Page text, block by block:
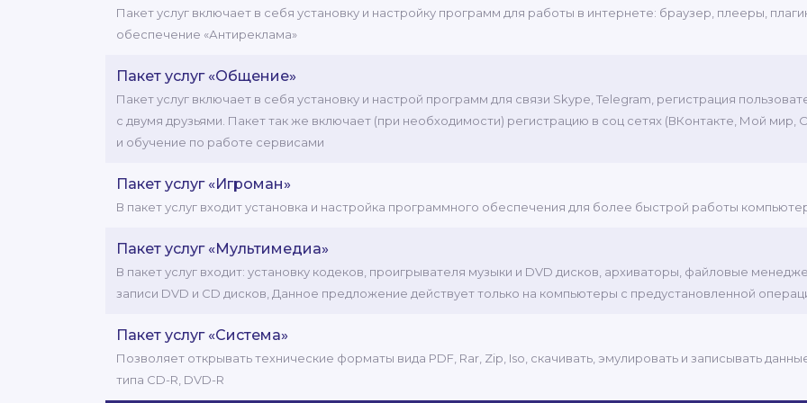
Пакет услуг включает в себя установку и настройку программ для работы в интернете: браузер, плееры,
обеспечение «Антиреклама»
Пакет услуг «Общение»
Пакет услуг включает в себя установку и настрой программ для связи Skype, Telegram, регистрация
с двумя друзьями. Пакет так же включает (при необходимости) регистрацию в соц сетях (ВКонтакте, Мой мир,
и обучение по работе сервисами
Пакет услуг «Игроман»
В пакет услуг входит установка и настройка программного обеспечения для более быстрой работы
Пакет услуг «Мультимедиа»
В пакет услуг входит: установку кодеков, проигрывателя музыки и DVD дисков, архиваторы, файловые
записи DVD и CD дисков, Данное предложение действует только на компьютеры с предустановленной
Пакет услуг «Система»
Позволяет открывать технические форматы вида PDF, Rar, Zip, Iso, скачивать, эмулировать и записывать
типа СD-R, DVD-R